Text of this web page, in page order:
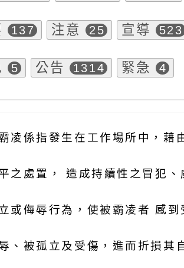
137 注意 25 宣導 523
5 公告 1314 緊急 4
凌係指發生在工作場所中，藉
之處置， 造成持續性之冒犯、
或侮辱行為，使被霸凌者 感到
、被孤立及受傷，進而折損其